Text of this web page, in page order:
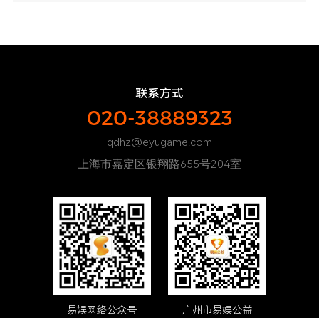
联系方式
020-38889323
qdhz@eyugame.com
上海市嘉定区银翔路655号204室
易娱网络公众号
广州市易娱公益